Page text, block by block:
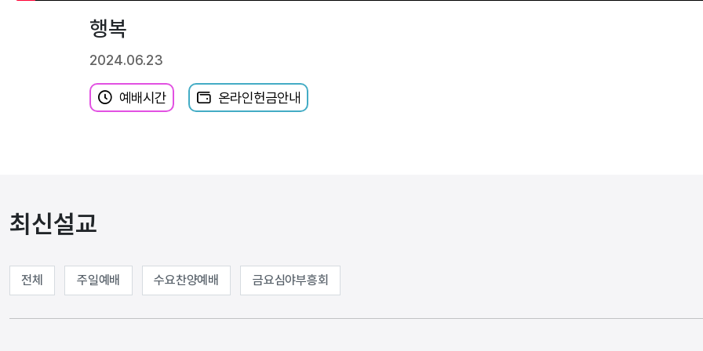
행복
2024.06.23
예배시간 온라인헌금안내
최신설교
전체 주일예배 수요찬양예배 금요심야부흥회